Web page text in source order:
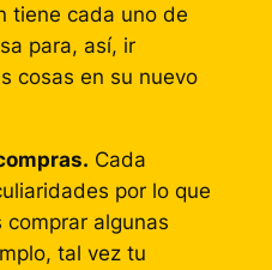
tiene cada uno de
para, así, ir
cosas en su nuevo
Cada
por lo que
algunas
tal vez tu